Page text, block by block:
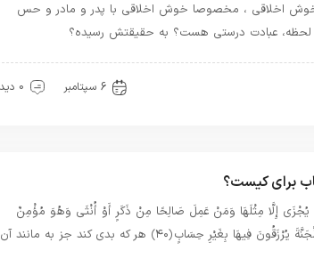
خوش اخلاقی ، مخصوصا خوش اخلاقی با پدر و مادر و حس
عبادت درستی هست؟ به حقیقتش رسیده؟
6 سپتامبر 0 دیدگاه
برای کیست؟
إِلَّا مِثْلَهَا وَمَنْ عَمِلَ صَالِحًا مِنْ ذَكَرٍ أَوْ أُنْثَى وَهُوَ مُؤْمِنٌ
فَأُولَئِكَ يَدْخُلُونَ الْجَنَّةَ يُرْزَقُونَ فِيهَا بِغَيْرِ حِسَابٍ ﴿۴۰﴾ هر كه بدى كند جز به مانند آن